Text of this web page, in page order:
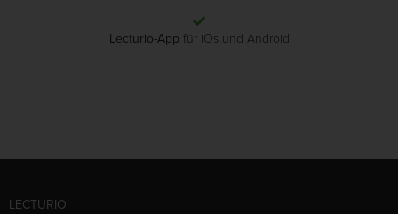
Lecturio-App für iOs und Android
LECTURIO